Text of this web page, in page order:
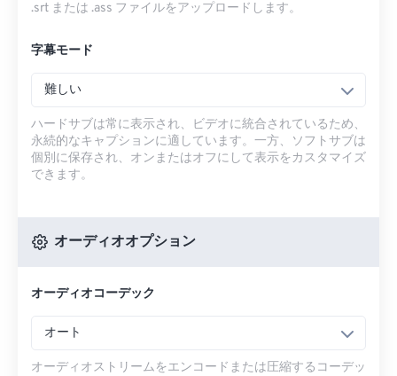
.srt または .ass ファイルをアップロードします。
字幕モード
難しい
ハードサブは常に表示され、ビデオに統合されているため、
永続的なキャプションに適しています。一方、ソフトサブは
個別に保存され、オンまたはオフにして表示をカスタマイズ
できます。
オーディオオプション
オーディオコーデック
オート
オーディオストリームをエンコードまたは圧縮するコーデッ